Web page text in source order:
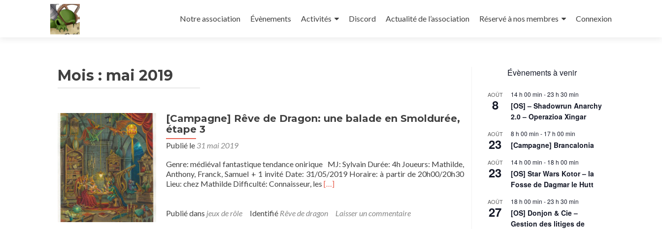
au
Notre association Évènements Activités Discord Actualité de l’association Réservé à nos membres Connexion
Mois : mai 2019
[Campagne] Rêve de Dragon: une balade en Smoldurée,
étape 3
Publié le 31 mai 2019
Genre: médiéval fantastique tendance onirique MJ: Sylvain Durée: 4h Joueurs: Mathilde,
Anthony, Franck, Samuel + 1 invité Date: 31/05/2019 Horaire: à partir de 20h00/20h30
Lieu: chez Mathilde Difficulté: Connaisseur, les En
sur[Campagne]
[…]
Publié dans jeux de rôle Identifié Rêve de dragon Laisser un commentaire
Évènements à venir
AOÛT
8
14 h 00 min -23 h 30 min
[OS] – Shadowrun Anarchy
2.0 – Operazioa Xingar
AOÛT
23
8 h 00 min - 17 h 00 min
[Campagne] Brancalonia
AOÛT
23
14 h 00 min - 18 h 00 min
[OS] Star Wars Kotor – la
Fosse de Dagmar le Hutt
AOÛT
27
18 h 00 min -23 h 30 min
[OS] Donjon & Cie –
Gestion des litiges de